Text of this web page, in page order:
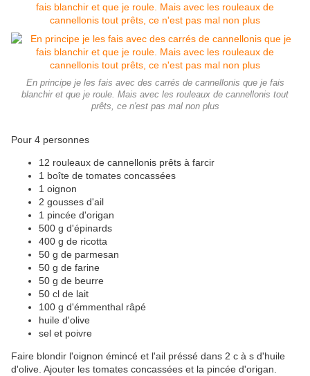
En principe je les fais avec des carrés de cannellonis que je fais
blanchir et que je roule. Mais avec les rouleaux de cannellonis tout
prêts, ce n'est pas mal non plus
Pour 4 personnes
12 rouleaux de cannellonis prêts à farcir
1 boîte de tomates concassées
1 oignon
2 gousses d'ail
1 pincée d'origan
500 g d'épinards
400 g de ricotta
50 g de parmesan
50 g de farine
50 g de beurre
50 cl de lait
100 g d'émmenthal râpé
huile d'olive
sel et poivre
Faire blondir l'oignon émincé et l'ail préssé dans 2 c à s d'huile
d'olive. Ajouter les tomates concassées et la pincée d'origan.